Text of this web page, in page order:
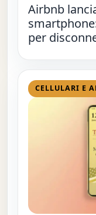
Airbnb
per
CELLULARI E